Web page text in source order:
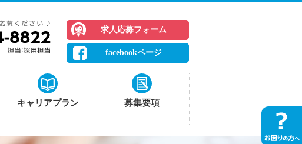
求人応募フォーム
facebookページ
キャリアプラン 募集要項